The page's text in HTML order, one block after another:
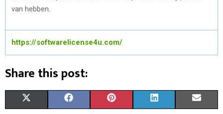
van hebben.
https://softwarelicense4u.com/
Share this post: